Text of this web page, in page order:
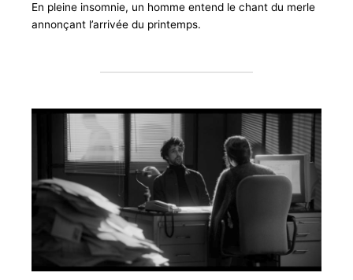
En pleine insomnie, un homme entend le chant du merle
annonçant l’arrivée du printemps.